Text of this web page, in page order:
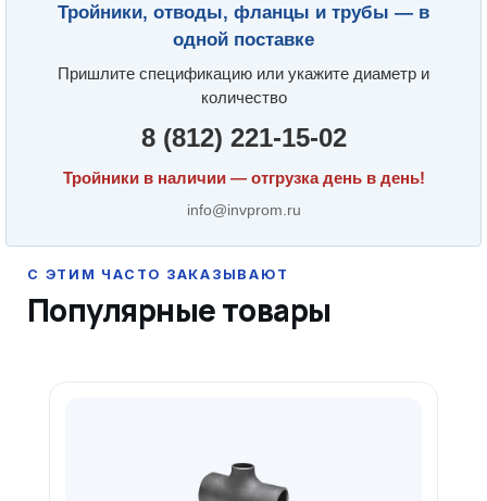
Тройники, отводы, фланцы и трубы — в
одной поставке
Пришлите спецификацию или укажите диаметр и
количество
8 (812) 221-15-02
Тройники в наличии — отгрузка день в день!
info@invprom.ru
Популярные товары